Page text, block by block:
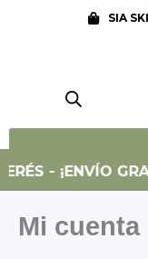
SIA
- ¡ENVÍO
Mi cuenta